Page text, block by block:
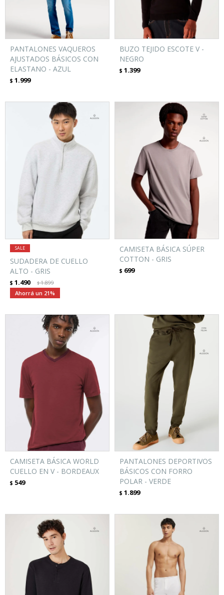
PANTALONES VAQUEROS
AJUSTADOS BÁSICOS CON
ELASTANO - AZUL
$ 1.999
BUZO TEJIDO ESCOTE V -
NEGRO
$ 1.399
SUDADERA DE CUELLO
ALTO - GRIS
$ 1.490 $1.899
21
CAMISETA BÁSICA SÚPER
COTTON - GRIS
$ 699
CAMISETA BÁSICA WORLD
CUELLO EN V - BORDEAUX
$ 549
PANTALONES DEPORTIVOS
BÁSICOS CON FORRO
POLAR - VERDE
$ 1.899